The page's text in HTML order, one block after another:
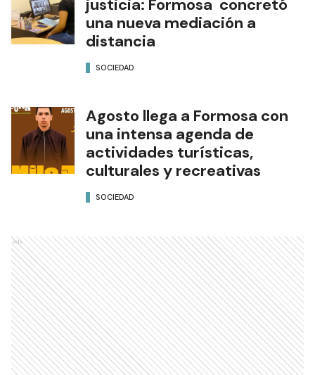
justicia: Formosa concretó
una nueva mediación a
distancia
SOCIEDAD
Agosto llega a Formosa con
una intensa agenda de
actividades turísticas,
culturales y recreativas
SOCIEDAD
Ads